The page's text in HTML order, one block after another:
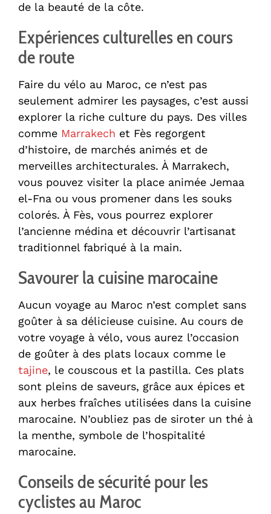
de la beauté de la côte.
Expériences culturelles en cours
de route
Faire du vélo au Maroc, ce n’est pas
seulement admirer les paysages, c’est aussi
explorer la riche culture du pays. Des villes
comme Marrakech et Fès regorgent
d’histoire, de marchés animés et de
merveilles architecturales. À Marrakech,
vous pouvez visiter la place animée Jemaa
el-Fna ou vous promener dans les souks
colorés. À Fès, vous pourrez explorer
l’ancienne médina et découvrir l’artisanat
traditionnel fabriqué à la main.
Savourer la cuisine marocaine
Aucun voyage au Maroc n’est complet sans
goûter à sa délicieuse cuisine. Au cours de
votre voyage à vélo, vous aurez l’occasion
de goûter à des plats locaux comme le
tajine, le couscous et la pastilla. Ces plats
sont pleins de saveurs, grâce aux épices et
aux herbes fraîches utilisées dans la cuisine
marocaine. N’oubliez pas de siroter un thé à
la menthe, symbole de l’hospitalité
marocaine.
Conseils de sécurité pour les
cyclistes au Maroc